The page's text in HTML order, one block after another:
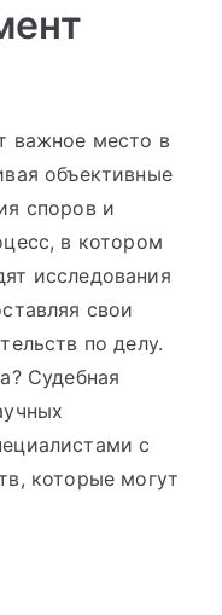
важное место в
объективные
споров и
в котором
исследования
свои
по делу.
Судебная
с
которые могут